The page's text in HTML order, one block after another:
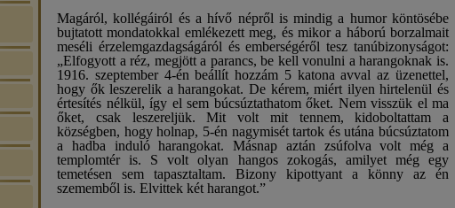
Magáról, kollégáiról és a hívő népről is mindig a humor köntösébe
bujtatott mondatokkal emlékezett meg, és mikor a háború borzalmait
meséli érzelemgazdagságáról és emberségéről tesz tanúbizonyságot:
„Elfogyott a réz, megjött a parancs, be kell vonulni a harangoknak is.
1916. szeptember 4-én beállít hozzám 5 katona avval az üzenettel,
hogy ők leszerelik a harangokat. De kérem, miért ilyen hirtelenül és
értesítés nélkül, így el sem búcsúztathatom őket. Nem visszük el ma
őket, csak leszereljük. Mit volt mit tennem, kidoboltattam a
községben, hogy holnap, 5-én nagymisét tartok és utána búcsúztatom
a hadba induló harangokat. Másnap aztán zsúfolva volt még a
templomtér is. S volt olyan hangos zokogás, amilyet még egy
temetésen sem tapasztaltam. Bizony kipottyant a könny az én
szememből is. Elvittek két harangot.”